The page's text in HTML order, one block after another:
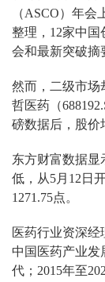
（ASCO）年
整理，12家中国
会和最新突破摘
然而，二级市场
哲医药（
磅数据后，股价
东方财富数据显
低，从5月12日
1271.75点。
医药行业资深经
中国医药产业发
代；2015年至